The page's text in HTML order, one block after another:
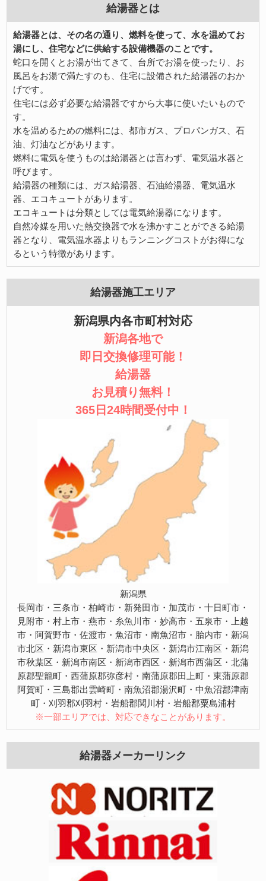
給湯器とは
給湯器とは、その名の通り、燃料を使って、水を温めてお
湯にし、住宅などに供給する設備機器のことです。
蛇口を開くとお湯が出てきて、台所でお湯を使ったり、お
風呂をお湯で満たすのも、住宅に設備された給湯器のおか
げです。
住宅には必ず必要な給湯器ですから大事に使いたいもので
す。
水を温めるための燃料には、都市ガス、プロパンガス、石
油、灯油などがあります。
燃料に電気を使うものは給湯器とは言わず、電気温水器と
呼びます。
給湯器の種類には、ガス給湯器、石油給湯器、電気温水
器、エコキュートがあります。
エコキュートは分類としては電気給湯器になります。
自然冷媒を用いた熱交換器で水を沸かすことができる給湯
器となり、電気温水器よりもランニングコストがお得にな
るという特徴があります。
給湯器施工エリア
新潟県内各市町村対応
新潟各地で
即日交換修理可能！
給湯器
お見積り無料！
365日24時間受付中！
新潟県
長岡市・三条市・柏崎市・新発田市・加茂市・十日町市・
見附市・村上市・燕市・糸魚川市・妙高市・五泉市・上越
市・阿賀野市・佐渡市・魚沼市・南魚沼市・胎内市・新潟
市北区・新潟市東区・新潟市中央区・新潟市江南区・新潟
市秋葉区・新潟市南区・新潟市西区・新潟市西蒲区・北蒲
原郡聖籠町・西蒲原郡弥彦村・南蒲原郡田上町・東蒲原郡
阿賀町・三島郡出雲崎町・南魚沼郡湯沢町・中魚沼郡津南
町・刈羽郡刈羽村・岩船郡関川村・岩船郡粟島浦村
※一部エリアでは、対応できなことがあります。
給湯器メーカーリンク